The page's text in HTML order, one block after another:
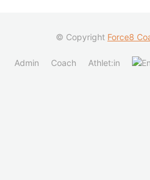
© Copyright Force8
Admin Coach Athlet:in